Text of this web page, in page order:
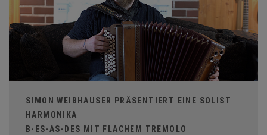
SIMON WEIBHAUSER PRÄSENTIERT EINE SOLIST
HARMONIKA
B-ES-AS-DES MIT FLACHEM TREMOLO